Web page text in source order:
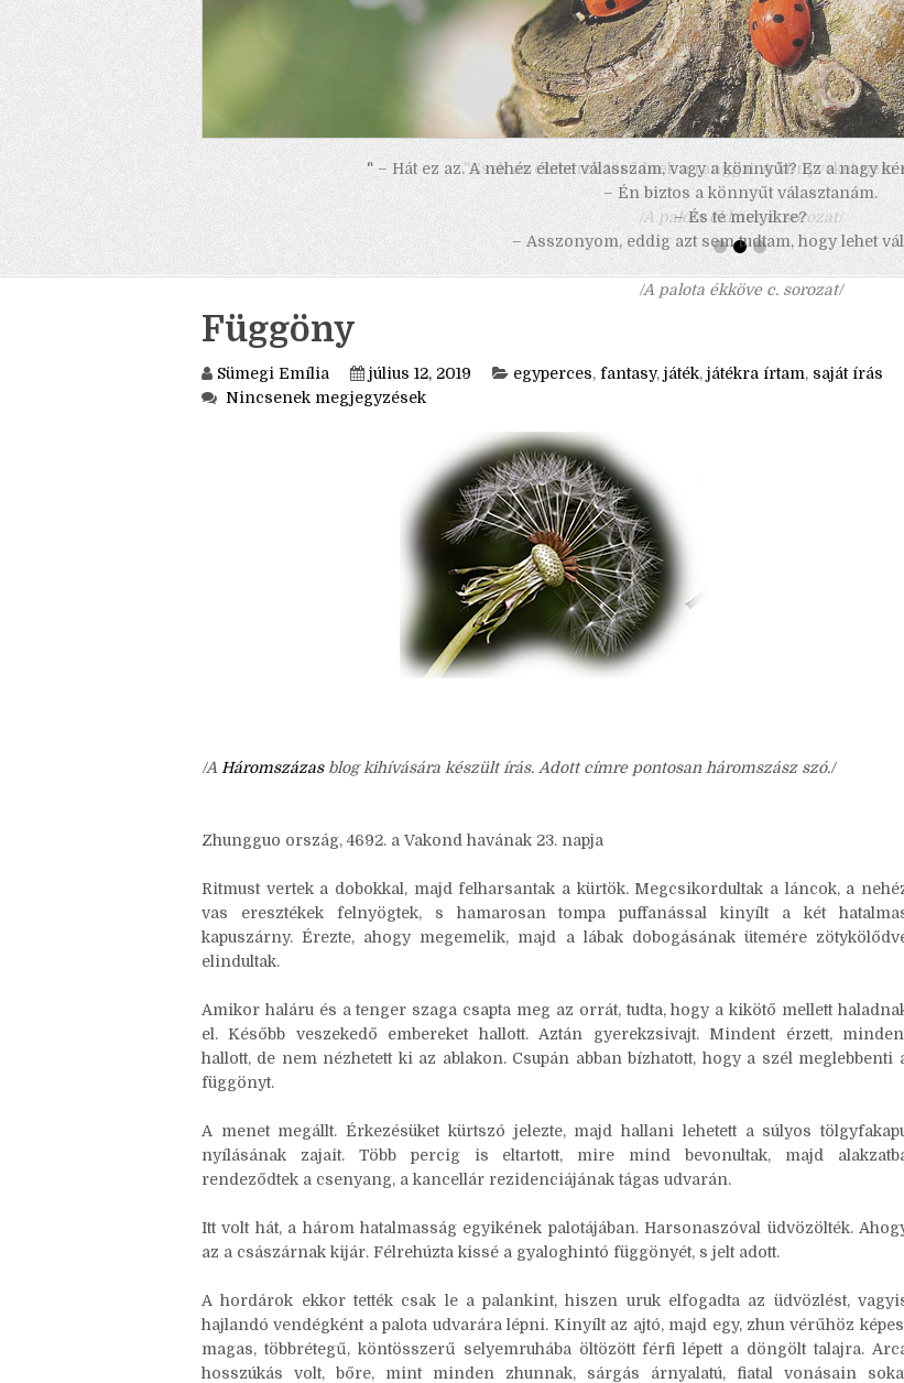
" – Hát ez az. A nehéz életet válasszam, vagy a könnyűt? Ez a nagy
– Én biztos a könnyűt választanám.
– És te melyikre?
– Asszonyom, eddig azt sem tudtam, hogy lehet
/A palota ékköve c. sorozat/
Függöny
július 12, 2019 egyperces,fantasy
/AHáromszázasblog kihívására készült írás. Adott címre pontosan háromszász szó./
Zhungguo ország, 4692. a Vakond havának 23. napja
Ritmust vertek a dobokkal, majd felharsantak a kürtök. Megcsikordultak a láncok, a nehéz
kapuszárny. Érezte, ahogy megemelik, majd a lábak dobogásának ütemére
elindultak.
Amikor haláru és a tenger szaga csapta meg az orrát, tudta, hogy a kikötő mellett haladnak
hallott, de nem nézhetett ki az ablakon. Csupán abban bízhatott, hogy a szél meglebbenti
függönyt.
nyílásának zajait. Több percig is eltartott, mire mind bevonultak, majd
rendeződtek a csenyang, a kancellár rezidenciájának tágas udvarán.
Itt volt hát, a három hatalmasság egyikének palotájában. Harsonaszóval üdvözölték.
az a császárnak kijár. Félrehúzta kissé a gyaloghintó függönyét, s jelt adott.
A hordárok ekkor tették csak le a palankint, hiszen uruk elfogadta az üdvözlést,